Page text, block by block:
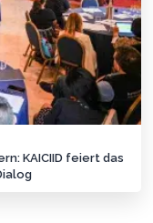
KAICIID feiert das